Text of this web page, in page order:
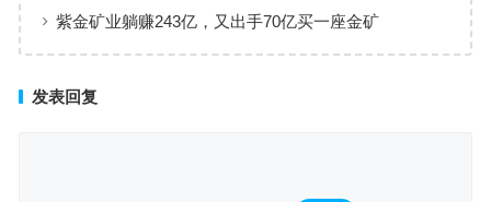
的一个月后
紫金矿业躺赚243亿，又出手70亿买一座金矿
发表回复